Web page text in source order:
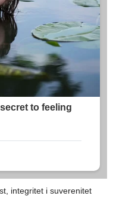
integritet i suverenitet